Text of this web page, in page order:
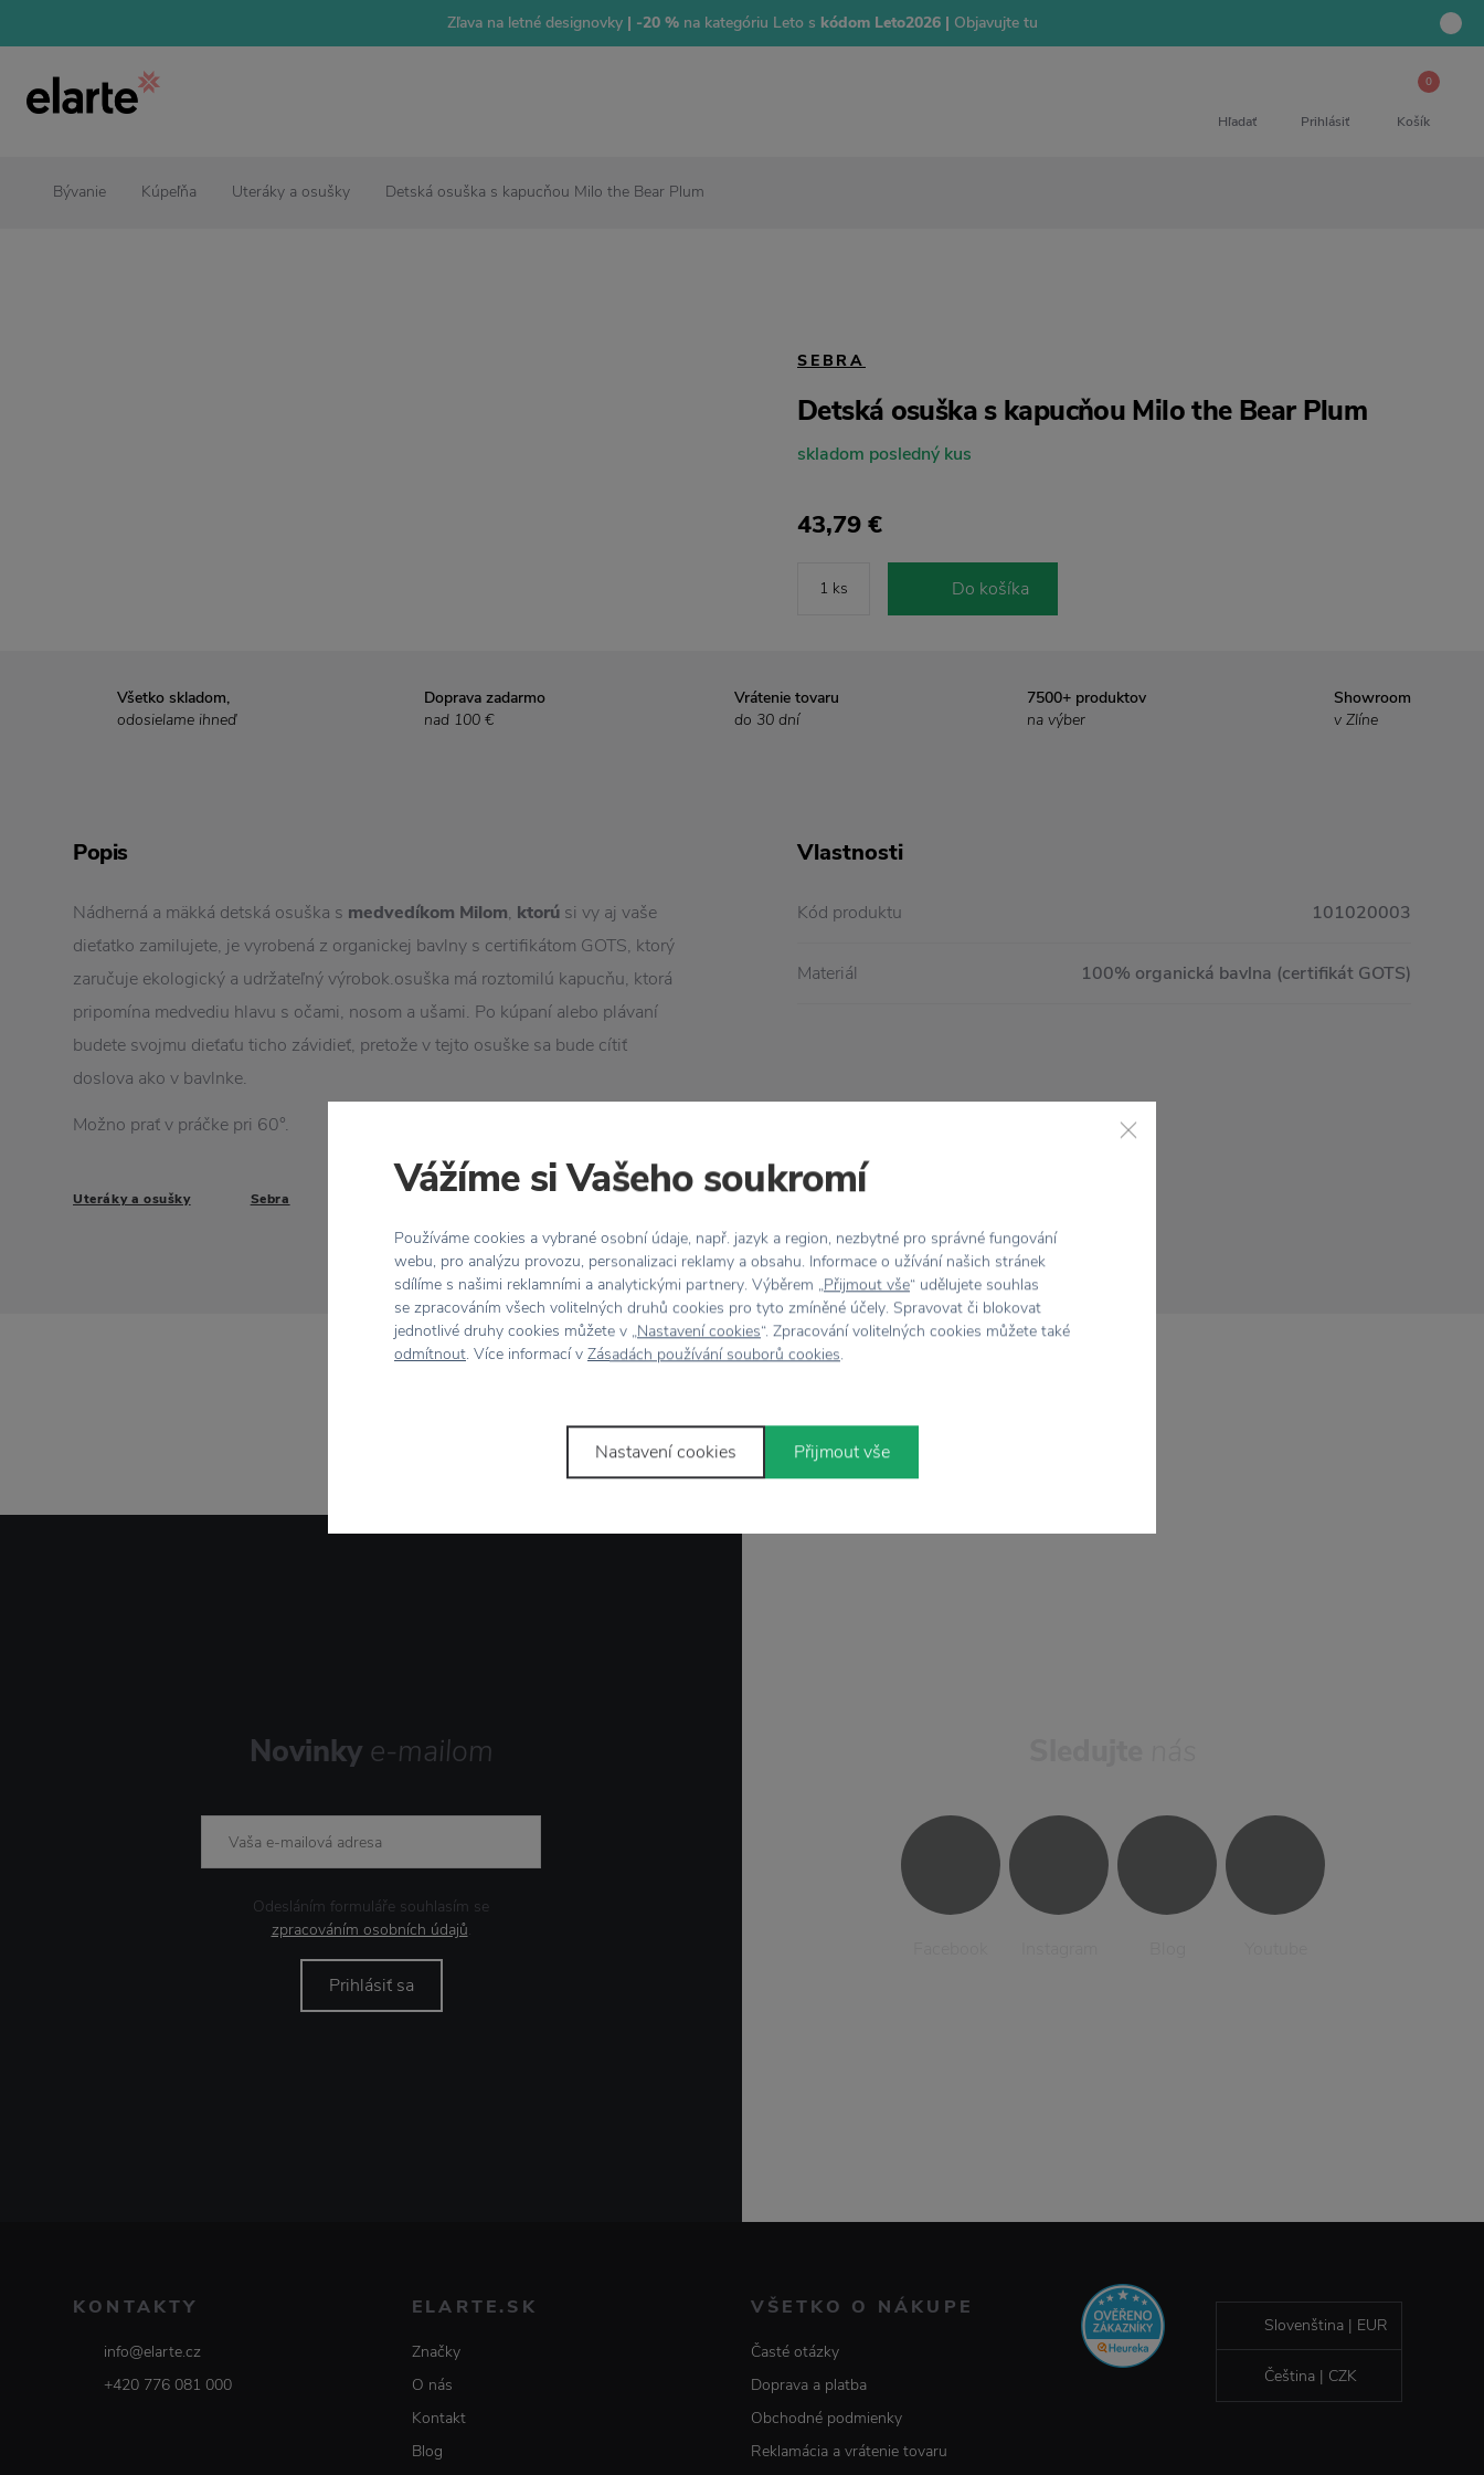
Zľava na letné designovky| -20 % na kategóriu Leto s kódom Leto2026 | Objavujte tu
Hľadať Prihlásiť
0
Košík
Bývanie Kúpeľňa Uteráky a osušky Detská osuška s kapucňou Milo the Bear Plum
SEBRA
Detská osuška s kapucňou Milo the Bear Plum
skladom posledný kus
43,79 €
Do košíka
Všetko skladom,
odosielame ihneď
Doprava zadarmo
nad 100 €
Vrátenie tovaru
do 30 dní
7500+ produktov
na výber
Showroom
v Zlíne
Popis
Nádherná a mäkká detská osuška s medvedíkom Milom, ktorú si vy aj vaše
dieťatko zamilujete, je vyrobená z organickej bavlny s certifikátom GOTS, ktorý
zaručuje ekologický a udržateľný výrobok.osuška má roztomilú kapucňu, ktorá
pripomína medvediu hlavu s očami, nosom a ušami. Po kúpaní alebo plávaní
budete svojmu dieťaťu ticho závidieť, pretože v tejto osuške sa bude cítiť
doslova ako v bavlnke.
Možno prať v práčke pri 60°.
Uteráky a osušky Sebra
Vlastnosti
Kód produktu 101020003
Materiál 100% organická bavlna (certifikát GOTS)
Novinky e-mailom
Odesláním formuláře souhlasím se
zpracováním osobních údajů.
Prihlásiť sa
KONTAKTY
info@elarte.cz
+420 776 081 000
ELARTE.SK
Značky
O nás
Kontakt
Blog
VŠETKO O NÁKUPE
Časté otázky
Doprava a platba
Obchodné podmienky
Reklamácia a vrátenie tovaru
Slovenština | EUR
Čeština | CZK
Vážíme si Vašeho soukromí
Používáme cookies a vybrané osobní údaje, např. jazyk a region, nezbytné pro správné fungování
webu, pro analýzu provozu, personalizaci reklamy a obsahu. Informace o užívání našich stránek
sdílíme s našimi reklamními a analytickými partnery. Výběrem „Přijmout vše“ udělujete souhlas
se zpracováním všech volitelných druhů cookies pro tyto zmíněné účely. Spravovat či blokovat
jednotlivé druhy cookies můžete v „Nastavení cookies“. Zpracování volitelných cookies můžete také
odmítnout. Více informací v Zásadách používání souborů cookies.
Nastavení cookies Přijmout vše